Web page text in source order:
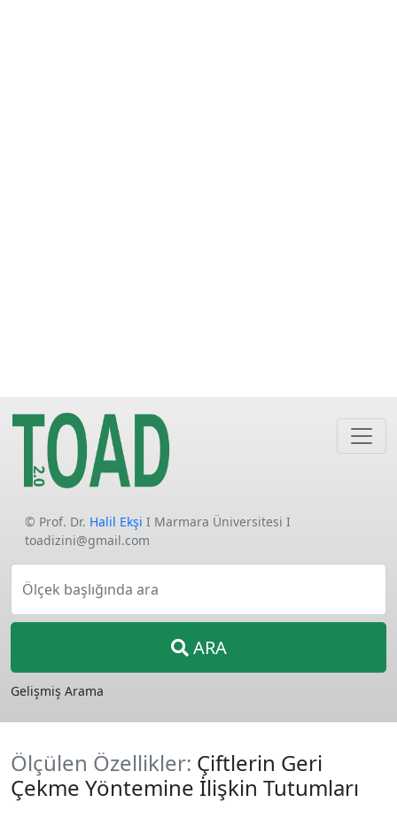
© Prof. Dr. Halil Ekşi I Marmara Üniversitesi I
toadizini@gmail.com
Ölçek başlığında ara
ARA
Gelişmiş Arama
Ölçülen Özellikler: Çiftlerin Geri
Çekme Yöntemine İlişkin Tutumları